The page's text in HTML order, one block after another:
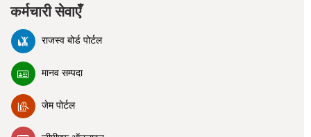
कर्मचारी सेवाएँ
राजस्व बोर्ड पोर्टल
मानव सम्पदा
जेम पोर्टल